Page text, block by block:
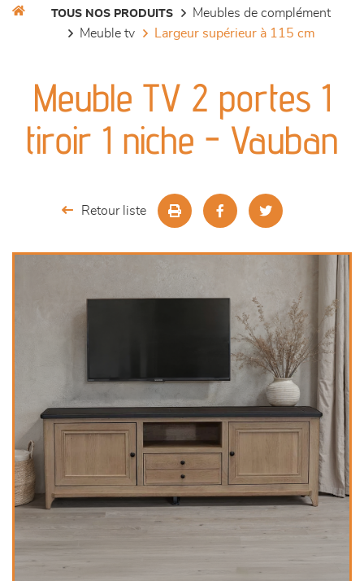
séjours
meubles de complément
TOUS NOS PRODUITS
meubles de complément
meuble tv
largeur supérieur à 115 cm
Meuble TV 2 portes 1
tiroir 1 niche - Vauban
Retour liste